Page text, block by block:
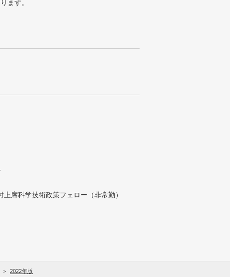
ます。
席科学技術政策フェロー（非常勤）
2022年版